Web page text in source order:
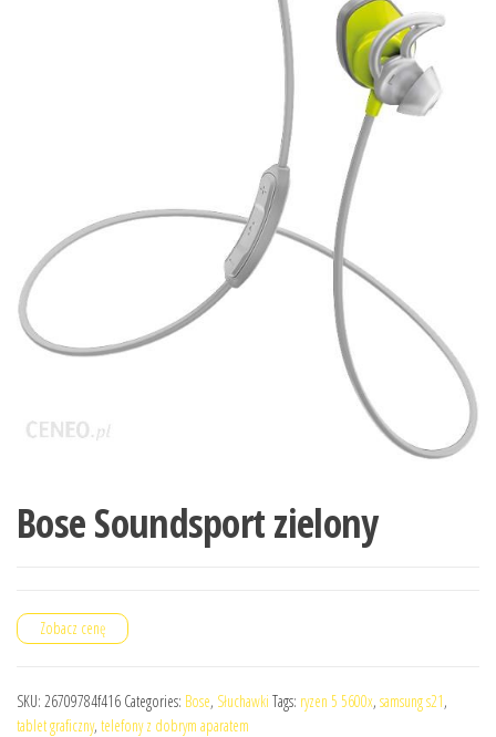
Bose Soundsport zielony
Zobacz cenę
SKU: 26709784f416 Categories: Bose, Słuchawki Tags: ryzen 5 5600x, samsung s21,
tablet graficzny, telefony z dobrym aparatem